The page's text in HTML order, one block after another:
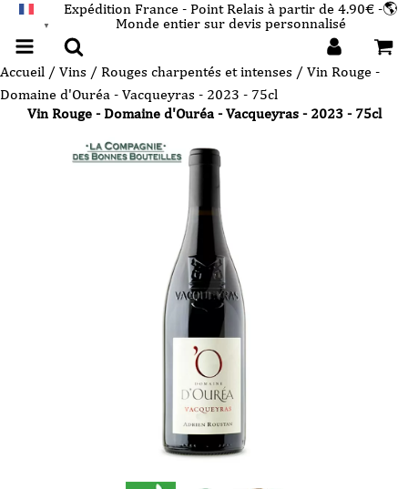
▼
Expédition France - Point Relais à partir de 4.90€ -🌎
Monde entier sur devis personnalisé
Accueil / Vins / Rouges charpentés et intenses / Vin Rouge -
Domaine d'Ouréa - Vacqueyras - 2023 - 75cl
Vin Rouge - Domaine d'Ouréa - Vacqueyras - 2023 - 75cl